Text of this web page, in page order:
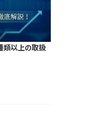
以上の取扱